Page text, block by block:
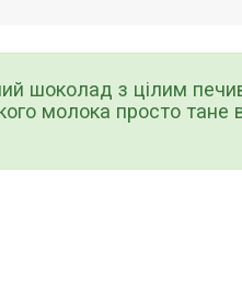
шоколад з цілим
молока просто тане